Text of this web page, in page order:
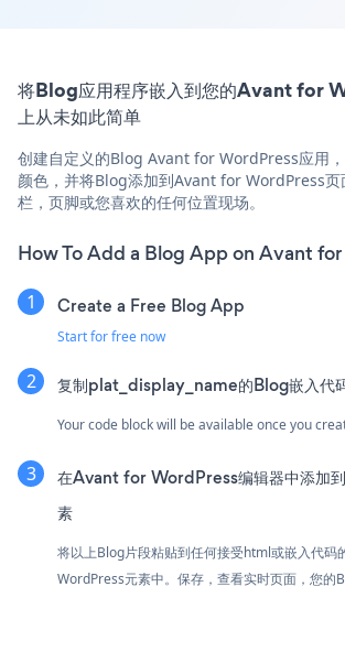
将Blog应用程序嵌入到您的Avant for
上从未如此简单
创建自定义的Blog Avant for WordPress应用
颜色，并将Blog添加到Avant for WordPress页
栏，页脚或您喜欢的任何位置现场。
How To Add a Blog App on Avant
Create a Free Blog App
Start for free now
复制plat_display_name的Blog嵌入代
Your code block will be available once you
在Avant for WordPress编辑器中添加
素
将以上Blog片段粘贴到任何接受html或嵌入代码
WordPress元素中。保存，查看实时页面，您的